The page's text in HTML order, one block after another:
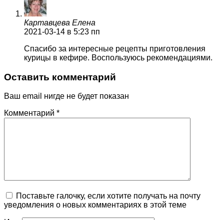
Картавцева Елена
2021-03-14 в 5:23 пп
Спасибо за интересные рецепты приготовления
курицы в кефире. Воспользуюсь рекомендациями.
Оставить комментарий
Ваш email нигде не будет показан
Комментарий *
Поставьте галочку, если хотите получать на почту
уведомления о новых комментариях в этой теме